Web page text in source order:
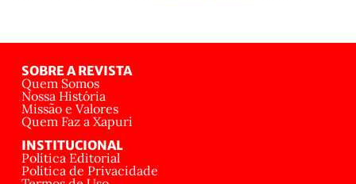
SOBRE A REVISTA
Quem Somos
Nossa História
Missão e Valores
Quem Faz a Xapuri
INSTITUCIONAL
Política Editorial
Política de Privacidade